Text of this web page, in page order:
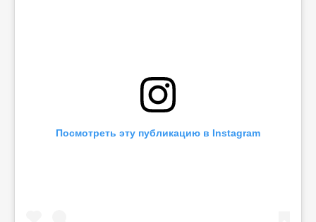
Посмотреть эту публикацию в Instagram